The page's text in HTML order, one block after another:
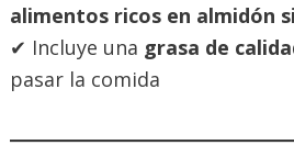
alimentos ricos en almidón
✔ Incluye una grasa de
pasar la comida